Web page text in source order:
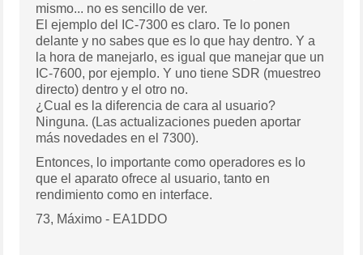
mismo... no es sencillo de ver.
El ejemplo del IC-7300 es claro. Te lo ponen
delante y no sabes que es lo que hay dentro. Y a
la hora de manejarlo, es igual que manejar que un
IC-7600, por ejemplo. Y uno tiene SDR (muestreo
directo) dentro y el otro no.
¿Cual es la diferencia de cara al usuario?
Ninguna. (Las actualizaciones pueden aportar
más novedades en el 7300).
Entonces, lo importante como operadores es lo
que el aparato ofrece al usuario, tanto en
rendimiento como en interface.
73, Máximo - EA1DDO